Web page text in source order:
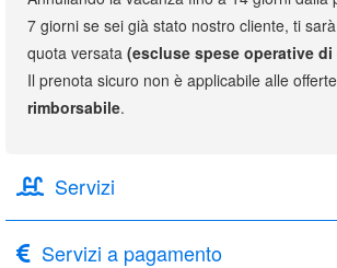
7 giorni se sei già stato nostro cliente, ti
quota versata (escluse spese operative di
Il prenota sicuro non è applicabile alle
rimborsabile.
Servizi
Servizi a pagamento